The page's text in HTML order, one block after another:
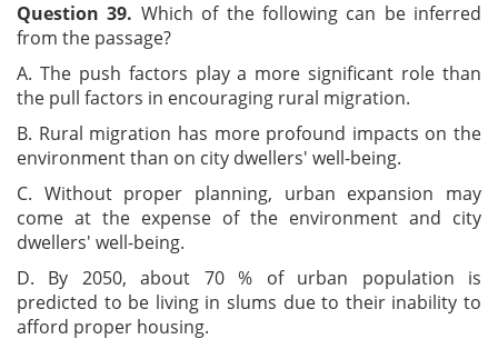
Question 39. Which of the following can be inferred
from the passage?
A. The push factors play a more significant role than
the pull factors in encouraging rural migration.
B. Rural migration has more profound impacts on the
environment than on city dwellers' well-being.
C. Without proper planning, urban expansion may
come at the expense of the environment and city
dwellers' well-being.
D. By 2050, about 70 % of urban population is
predicted to be living in slums due to their inability to
afford proper housing.